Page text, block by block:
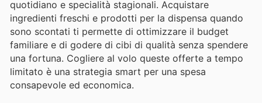
quotidiano e specialità stagionali. Acquistare
ingredienti freschi e prodotti per la dispensa quando
sono scontati ti permette di ottimizzare il budget
familiare e di godere di cibi di qualità senza spendere
una fortuna. Cogliere al volo queste offerte a tempo
limitato è una strategia smart per una spesa
consapevole ed economica.